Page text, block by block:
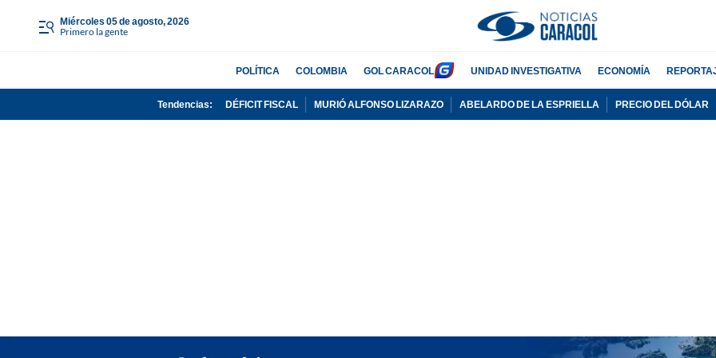
miércoles 05 de agosto, 2026
Primero la gente
POLÍTICA COLOMBIA GOL CARACOL UNIDAD INVESTIGATIVA ECONOMÍA
Tendencias: DÉFICIT FISCAL MURIÓ ALFONSO LIZARAZO ABELARDO DE LA ESPRIELLA PRECIO DEL DÓLAR